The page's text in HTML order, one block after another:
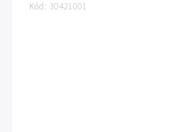
Kód: 30421001